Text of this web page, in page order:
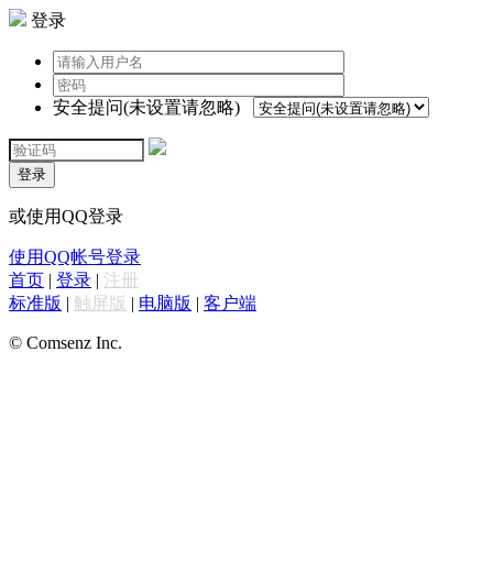
登录
安全提问(未设置请忽略)
登录
或使用QQ登录
使用QQ帐号登录
首页 | 登录 | 注册
标准版 | 触屏版 | 电脑版 | 客户端
© Comsenz Inc.